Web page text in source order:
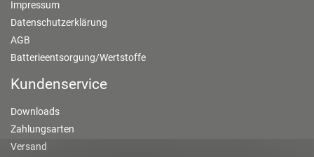
Impressum
Datenschutzerklärung
AGB
Batterieentsorgung/Wertstoffe
Kundenservice
Downloads
Zahlungsarten
Versand